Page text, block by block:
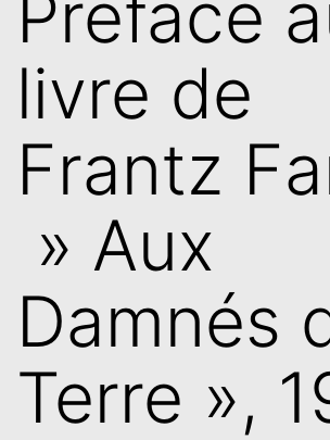
livre de
Frantz
» Aux
Damnés
Terre »,